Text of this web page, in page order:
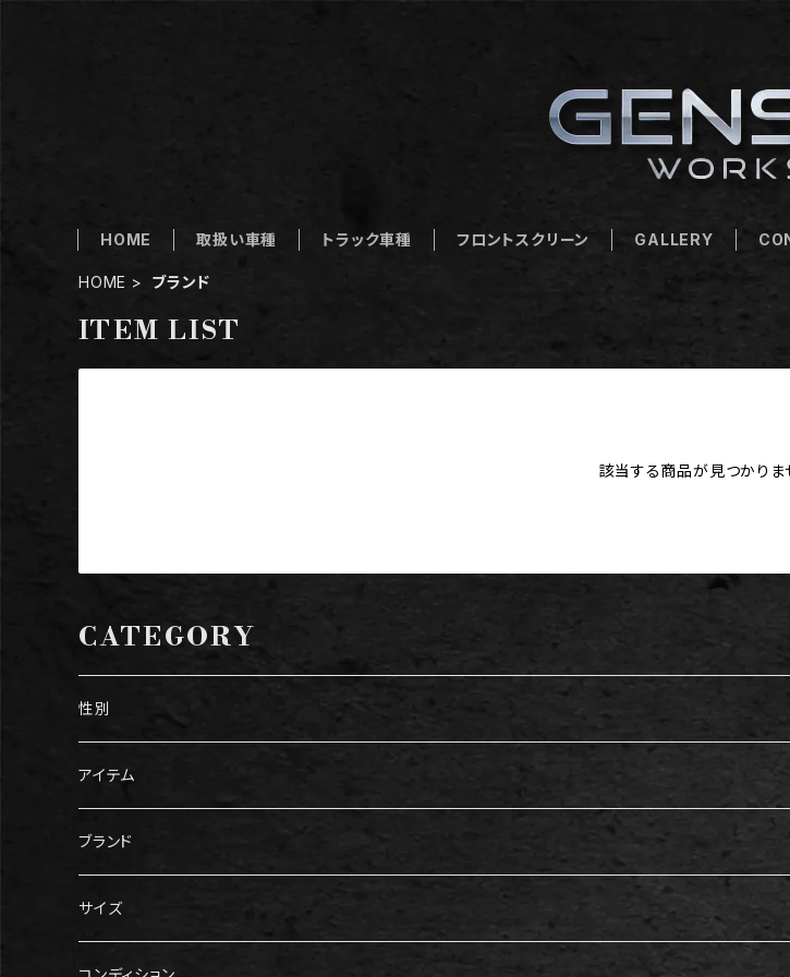
HOME 取扱い車種 トラック車種 フロントスクリーン GALLERY
HOME ブランド
ITEM LIST
該当する商品が見つかりま
CATEGORY
性別
メンズ
レディース
アイテム
トップス
Tシャツ
ニット・セーター
ボトムス
パンツ
アウター
ブランド
Gucci（グッチ）
Prada（プラダ）
サイズ
メンズ服